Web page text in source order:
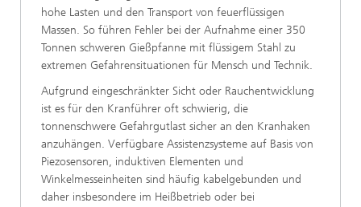
hohe Lasten und den Transport von feuerflüssigen
Massen. So führen Fehler bei der Aufnahme einer 350
Tonnen schweren Gießpfanne mit flüssigem Stahl zu
extremen Gefahrensituationen für Mensch und Technik.
Aufgrund eingeschränkter Sicht oder Rauchentwicklung
ist es für den Kranführer oft schwierig, die
tonnenschwere Gefahrgutlast sicher an den Kranhaken
anzuhängen. Verfügbare Assistenzsysteme auf Basis von
Piezosensoren, induktiven Elementen und
Winkelmesseinheiten sind häufig kabelgebunden und
daher insbesondere im Heißbetrieb oder bei